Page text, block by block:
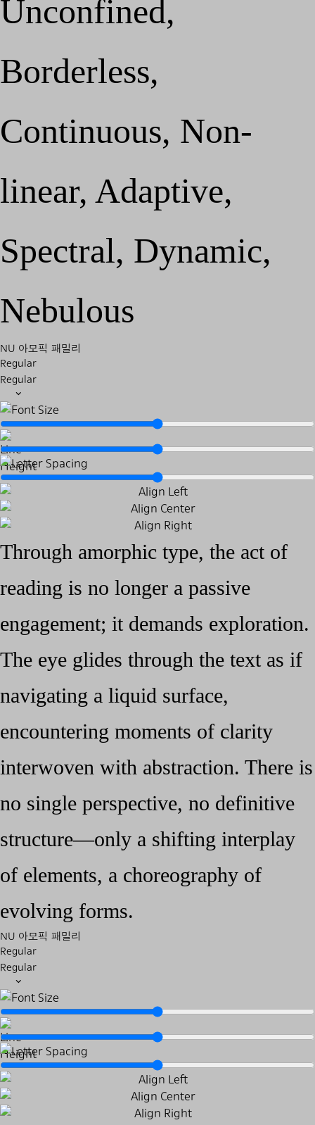
Unconfined,
Borderless,
Continuous, Non-
linear, Adaptive,
Spectral, Dynamic,
Nebulous
NU 아모픽 패밀리
Regular
Regular
Through amorphic type, the act of
reading is no longer a passive
engagement; it demands exploration.
The eye glides through the text as if
navigating a liquid surface,
encountering moments of clarity
interwoven with abstraction. There is
no single perspective, no definitive
structure—only a shifting interplay
of elements, a choreography of
evolving forms.
NU 아모픽 패밀리
Regular
Regular